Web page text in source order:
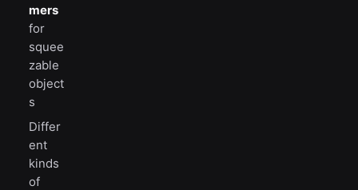
mers
for
squee
zable
object
s
Differ
ent
kinds
of